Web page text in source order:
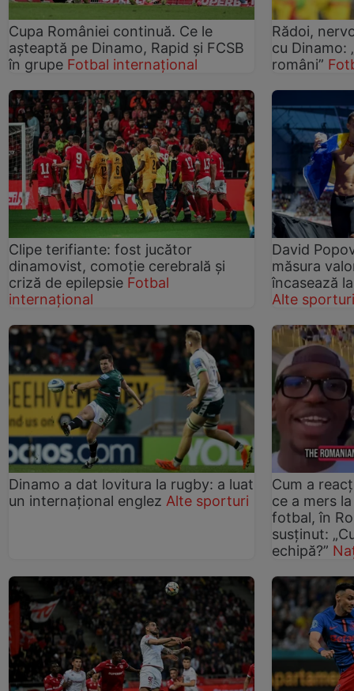
Cupa României continuă. Ce le
așteaptă pe Dinamo, Rapid și FCSB
în grupe Fotbal internațional
Rădoi,
cu Dinamo:
români”
Clipe terifiante: fost jucător
dinamovist, comoție cerebrală și
criză de epilepsie Fotbal
internațional
David
măsura
încasează
Alte
Dinamo a dat lovitura la rugby: a luat
un internațional englez Alte sporturi
Cum a
ce a mers
fotbal, în
susținut:
echipă?”